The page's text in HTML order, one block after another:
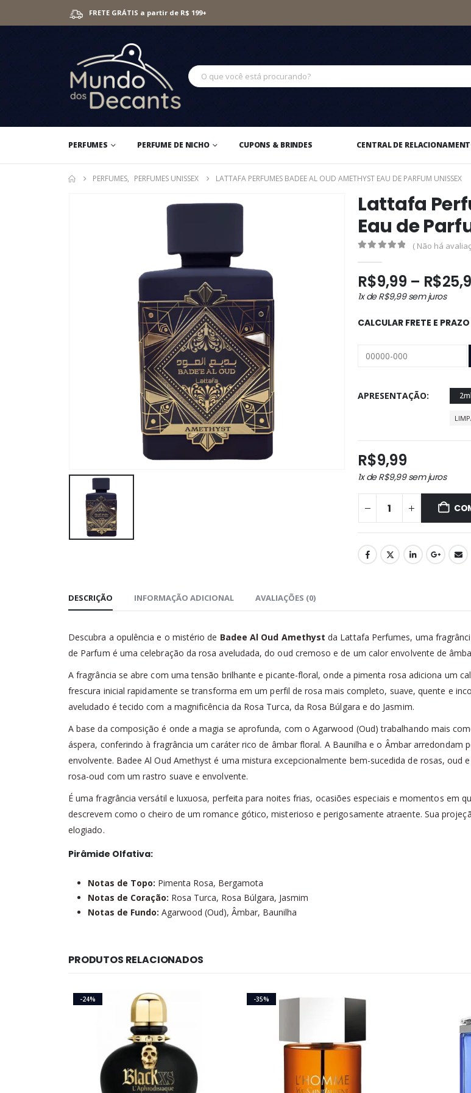
FRETE GRÁTIS a partir de R$ 199+
PERFUMES PERFUME DE NICHO CUPONS & BRINDES CENTRAL DE
PERFUMES, PERFUMES UNISSEX LATTAFA PERFUMES BADEE AL OUD AMETHYST EAU DE PARFUM UNISSEX
Lattafa
Eau de
( Não há
R$9,99 – R$
1x deR$9,99sem juros
CALCULAR FRETE E PRAZO
APRESENTAÇÃO 2ml
R$9,99
1x deR$9,99sem juros
DESCRIÇÃO INFORMAÇÃO ADICIONAL AVALIAÇÕES (0)
Descubra a opulência e o mistério de Badee Al Oud Amethyst da Lattafa Perfumes, uma
de Parfum é uma celebração da rosa aveludada, do oud cremoso e de um calor envolvente de
A fragrância se abre com uma tensão brilhante e picante-floral, onde a pimenta rosa adiciona um
frescura inicial rapidamente se transforma em um perfil de rosa mais completo, suave, quente e
aveludado é tecido com a magnificência da Rosa Turca, da Rosa Búlgara e do Jasmim.
A base da composição é onde a magia se aprofunda, com o Agarwood (Oud) trabalhando mais
áspera, conferindo à fragrância um caráter rico de âmbar floral. A Baunilha e o Âmbar
envolvente. Badee Al Oud Amethyst é uma mistura excepcionalmente bem-sucedida de rosas,
rosa-oud com um rastro suave e envolvente.
É uma fragrância versátil e luxuosa, perfeita para noites frias, ocasiões especiais e momentos em
descrevem como o cheiro de um romance gótico, misterioso e perigosamente atraente. Sua
elogiado.
Pirâmide Olfativa:
Notas de Topo: Pimenta Rosa, Bergamota
Notas de Coração: Rosa Turca, Rosa Búlgara, Jasmim
Notas de Fundo: Agarwood (Oud), Âmbar, Baunilha
PRODUTOS RELACIONADOS
-24% -35%